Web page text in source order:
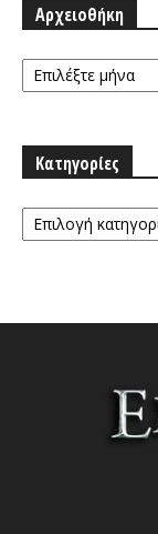
Αρχειοθήκη
Αρχειοθήκη
Κατηγορίες
Κατηγορίες